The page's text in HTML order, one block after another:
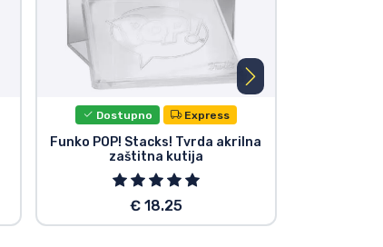
Dostupno Express
Funko POP! Stacks! Tvrda akrilna
zaštitna kutija
€ 18.25